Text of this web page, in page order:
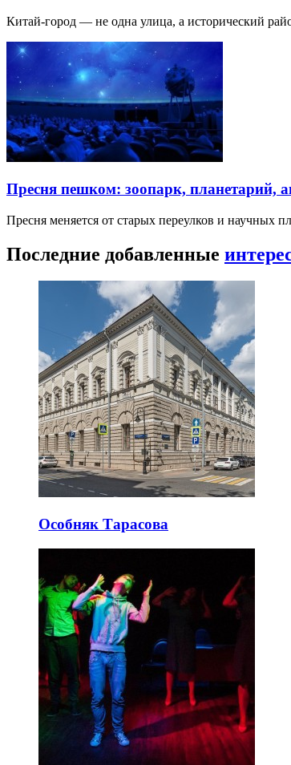
Китай-город — не одна улица, а исторический
Пресня пешком: зоопарк, планетарий,
Пресня меняется от старых переулков и научных
Последние добавленные
Особняк Тарасова